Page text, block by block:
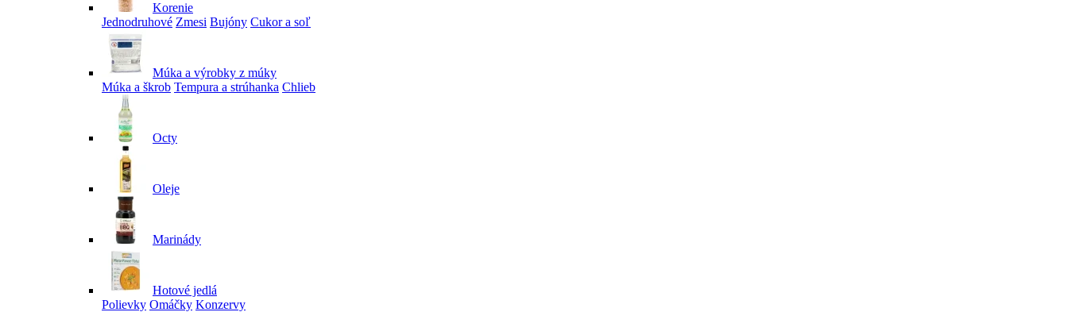
Korenie
Jednodruhové Zmesi Bujóny Cukor a soľ
Múka a výrobky z múky
Múka a škrob Tempura a strúhanka Chlieb
Octy
Oleje
Marinády
Hotové jedlá
Polievky Omáčky Konzervy